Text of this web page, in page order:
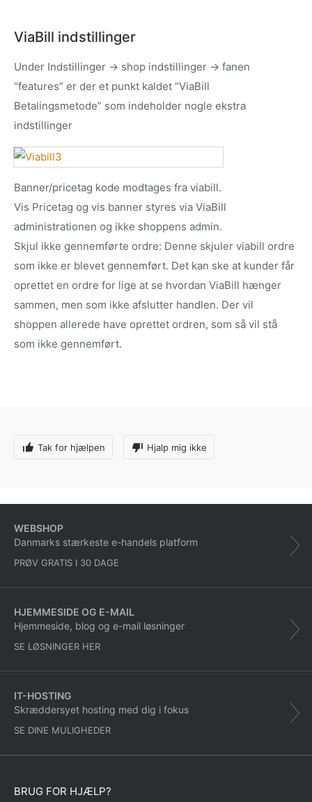
ViaBill indstillinger
Under Indstillinger -> shop indstillinger -> fanen
“features” er der et punkt kaldet “ViaBill
Betalingsmetode” som indeholder nogle ekstra
indstillinger
Banner/pricetag kode modtages fra viabill.
Vis Pricetag og vis banner styres via ViaBill
administrationen og ikke shoppens admin.
Skjul ikke gennemførte ordre: Denne skjuler viabill ordre
som ikke er blevet gennemført. Det kan ske at kunder får
oprettet en ordre for lige at se hvordan ViaBill hænger
sammen, men som ikke afslutter handlen. Der vil
shoppen allerede have oprettet ordren, som så vil stå
som ikke gennemført.
Tak for hjælpen Hjalp mig ikke
WEBSHOP
Danmarks stærkeste e-handels platform
PRØV GRATIS I 30 DAGE
HJEMMESIDE OG E-MAIL
Hjemmeside, blog og e-mail løsninger
SE LØSNINGER HER
IT-HOSTING
Skræddersyet hosting med dig i fokus
SE DINE MULIGHEDER
BRUG FOR HJÆLP?